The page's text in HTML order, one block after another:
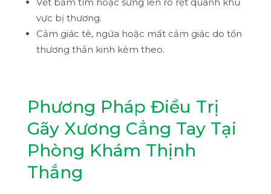
vực bị thương.
Cảm giác tê, ngứa hoặc mất cảm giác do tổn
thương thần kinh kèm theo.
Phương Pháp Điều Trị
Gãy Xương Cẳng Tay Tại
Phòng Khám Thịnh
Thắng